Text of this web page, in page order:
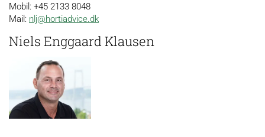
Mobil: +45 2133 8048
Mail: nlj@hortiadvice.dk
Niels Enggaard Klausen